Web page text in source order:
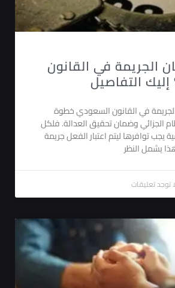
الجريمة في القانون
التفاصيل
في القانون السعودي خطوة
الجزائي وضمان تحقيق العدالة. فلكل
يجب توافرها ليتم اعتبار الفعل جريمة
يشمل النظر
توجد تعليقات